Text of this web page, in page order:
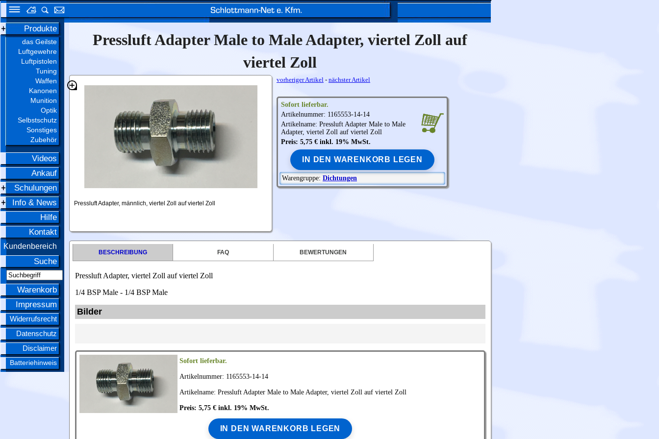
Produkte
das Geilste
Luftgewehre
Luftpistolen
Tuning
Waffen
Kanonen
Munition
Optik
Selbstschutz
Sonstiges
Zubehör
Videos
Ankauf
Schulungen
Info & News
Hilfe
Kontakt
Kundenbereich
Suche
Warenkorb
Impressum
Widerrufsrecht
Datenschutz
Disclaimer
Batteriehinweis
Pressluft Adapter Male to Male Adapter, viertel Zoll auf
viertel Zoll
Pressluft Adapter, männlich, viertel Zoll auf viertel Zoll
vorheriger Artikel - nächster Artikel
Sofort lieferbar.
Artikelnummer: 1165553-14-14
Artikelname: Pressluft Adapter Male to Male
Adapter, viertel Zoll auf viertel Zoll
Preis: 5,75 € inkl. 19% MwSt.
IN DEN WARENKORB LEGEN
Warengruppe: Dichtungen
BESCHREIBUNG FAQ BEWERTUNGEN
Pressluft Adapter, viertel Zoll auf viertel Zoll
1/4 BSP Male - 1/4 BSP Male
Bilder
Sofort lieferbar.
Artikelnummer: 1165553-14-14
Artikelname: Pressluft Adapter Male to Male Adapter, viertel Zoll auf viertel Zoll
Preis: 5,75 € inkl. 19% MwSt.
IN DEN WARENKORB LEGEN